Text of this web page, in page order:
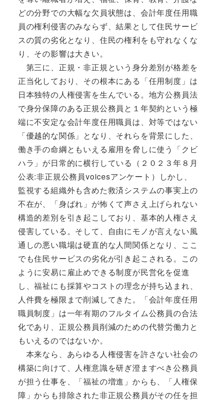
どの分野での大幅な欠員状態は、会計年度任用職
員の権利侵害のみならず、結果として住民サービ
スの質の劣化となり、住民の権利をも守れなくな
り、その影響は大きい。
第三に、正規・非正規という身分差別が格差を
正当化しており、その根本にある「任用制度」は
日本独特の人権侵害を生んでいる。地方公務員法
で身分保障のある正規公務員と１年契約という極
端に不安定な会計年度任用職員は、対等ではない
「優越的な関係」となり、それらを背景にした、
働き手の命綱ともいえる雇用を脅しに使う「クビ
ハラ」が日常的に横行している（２０２３年８月
公表:非正規公務員voicesアンケート）しかし、
監視する組織外も含めた救済システムの事実上の
不在が、「身ばれ」が怖くて声さえ上げられない
構造的差別を引き起こしており、基本的人権さえ
侵害している。そして、自由にモノが言えない風
通しの悪い職場は硬直的な人間関係となり、ここ
でも住民サービスの劣化が引き起こされる。この
ように安易に雇止めできる制度が民営化を促進
し、福祉にも採算やコストの理念が持ち込まれ、
人件費を極限まで削減してきた。「会計年度任用
職員制度」は一年有期のフルタイム公務員の合法
化であり、正規公務員削減のための代替労働力と
もいえるのではないか。
本来なら、あらゆる人権侵害を許さない社会の
構築に向けて、人権意識を研ぎ澄ますべき公務員
が担う仕事を、「福祉の増進」からも、「人権保
障」からも排除された非正規公務員がその任を担